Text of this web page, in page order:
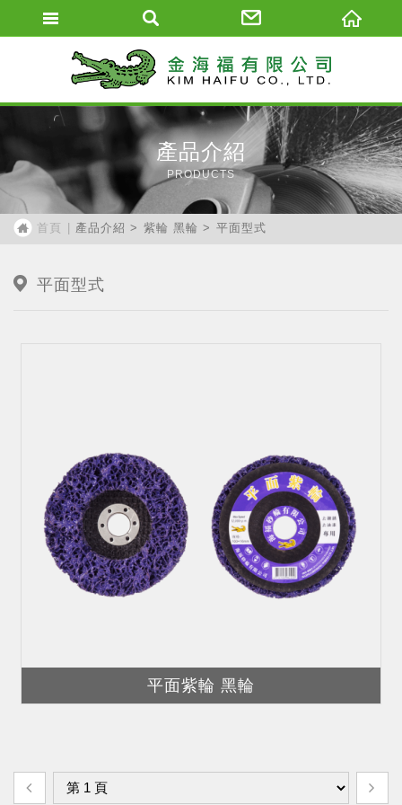
產品介紹
PRODUCTS
首頁 產品介紹 紫輪 黑輪 平面型式
平面型式
平面紫輪 黑輪